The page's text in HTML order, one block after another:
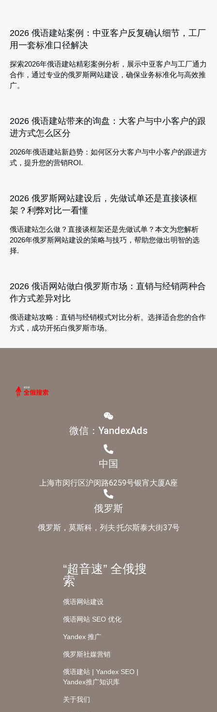
2026 俄语建站案例：中亚客户反复确认细节，工厂
用一套标准口径解决
探索2026年俄语建站精彩案例分析，展示中亚客户与工厂通力
合作，通过专业的俄罗斯网站建设，确保业务标准化与高效推
广。
2026 俄语建站带来的询盘：大客户与中小客户的跟
进方式怎么区分
2026年俄语建站新趋势：如何区分大客户与中小客户的跟进方
式，提升您的营销ROI.
2026 俄罗斯网站建设后，先做试单还是直接谈框
架？利弊对比一看懂
俄语建站怎么做？直接谈框架还是先做试单？本文为您解析
2026年俄罗斯网站建设的策略与技巧，帮助您做出明智的选
择.
2026 俄语网站做白俄罗斯市场：直销与经销两种合
作方式差异对比
俄语建站攻略：直销与经销模式对比分析。选择适合您的合作
方式，成功开拓白俄罗斯市场。
微信：YandexAds
中国
上海市闵行区沪闵路6259号银宵大厦A座
俄罗斯
俄罗斯，莫斯科，列夫·托尔斯泰大街37号
“超音速” 全俄搜
索
俄语网站建设
俄语网站 SEO 优化
Yandex 推广
俄罗斯社媒营销
俄语建站 | Yandex SEO |
Yandex推广知识库
关于我们